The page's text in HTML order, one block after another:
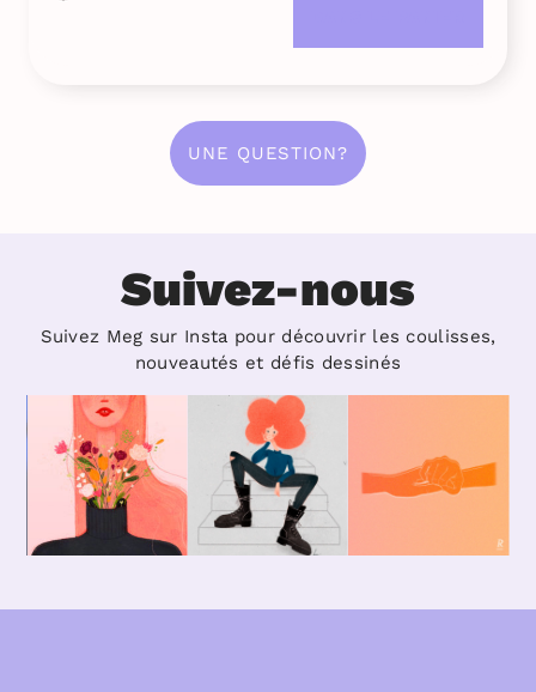
UNE QUESTION?
Suivez-nous
Suivez Meg sur Insta pour découvrir les coulisses,
nouveautés et défis dessinés